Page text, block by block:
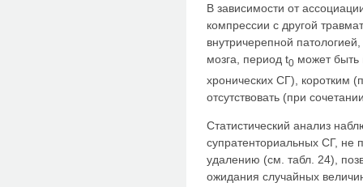
В зависимости от
компрессии с другой
внутричерепной
мозга, период t0 может быть
хронических СГ), коротким
отсутствовать (при
Статистический анализ
супратенториальных СГ, не
удалению (см. табл. 24),
ожидания случайных